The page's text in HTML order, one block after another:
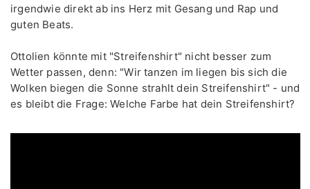
irgendwie direkt ab ins Herz mit Gesang und Rap und
guten Beats.
Ottolien könnte mit "Streifenshirt" nicht besser zum
Wetter passen, denn: "Wir tanzen im liegen bis sich die
Wolken biegen die Sonne strahlt dein Streifenshirt" - und
es bleibt die Frage: Welche Farbe hat dein Streifenshirt?